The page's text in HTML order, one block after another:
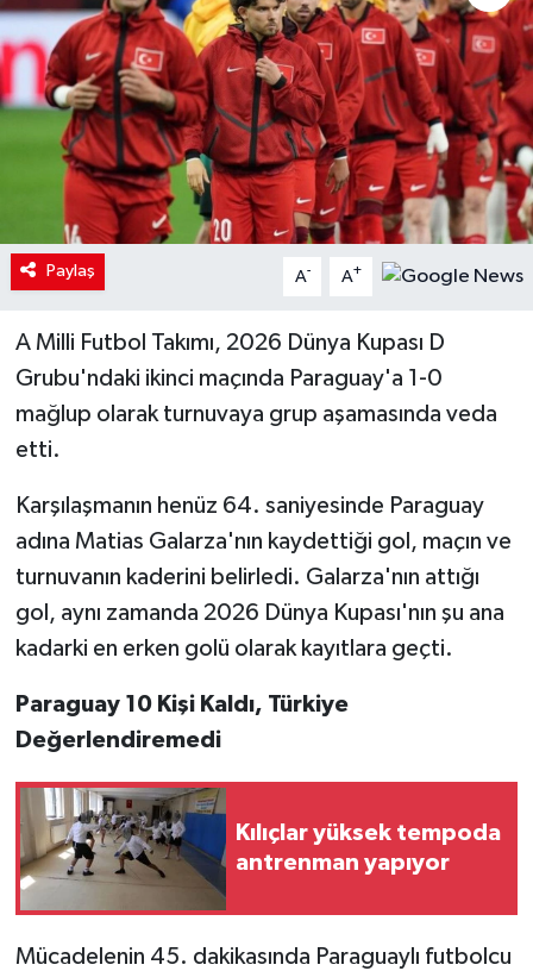
Paylaş A- A+
A Milli Futbol Takımı, 2026 Dünya Kupası D
Grubu'ndaki ikinci maçında Paraguay'a 1-0
mağlup olarak turnuvaya grup aşamasında veda
etti.
Karşılaşmanın henüz 64. saniyesinde Paraguay
adına Matias Galarza'nın kaydettiği gol, maçın ve
turnuvanın kaderini belirledi. Galarza'nın attığı
gol, aynı zamanda 2026 Dünya Kupası'nın şu ana
kadarki en erken golü olarak kayıtlara geçti.
Paraguay 10 Kişi Kaldı, Türkiye
Değerlendiremedi
Kılıçlar yüksek tempoda
antrenman yapıyor
Mücadelenin 45. dakikasında Paraguaylı futbolcu